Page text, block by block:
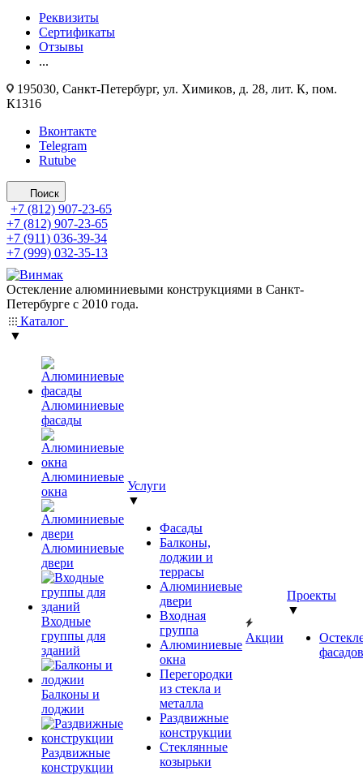
Реквизиты
Сертификаты
Отзывы
...
195030, Санкт-Петербург, ул. Химиков, д. 28, лит. К, пом.
К1316
Вконтакте
Telegram
Rutube
Поиск
+7 (812) 907-23-65
+7 (812) 907-23-65
+7 (911) 036-39-34
+7 (999) 032-35-13
Остекление алюминиевыми конструкциями в Санкт-
Петербурге с 2010 года.
Каталог
▼
Алюминиевые
фасады
Алюминиевые
окна
Алюминиевые
двери
Входные
группы для
зданий
Балконы и
лоджии
Раздвижные
конструкции
Услуги
▼
Фасады
Балконы,
лоджии и
террасы
Алюминиевые
двери
Входная
группа
Алюминиевые
окна
Перегородки
из стекла и
металла
Раздвижные
конструкции
Стеклянные
козырьки
Акции
Проекты
▼
фасадов